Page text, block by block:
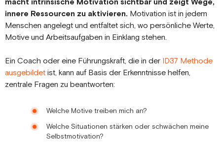
macht intrinsische Motivation sichtbar und zeigt Wege,
innere Ressourcen zu aktivieren. Motivation ist in jedem
Menschen angelegt und entfaltet sich, wo persönliche Werte,
Motive und Arbeitsaufgaben in Einklang stehen.
Ein Coach oder eine Führungskraft, die in der ID37 Methode
ausgebildet ist, kann auf Basis der Erkenntnisse helfen,
zentrale Fragen zu beantworten:
Welche Motive treiben mich an?
Welche Situationen stärken oder schwächen meine
Selbstmotivation?